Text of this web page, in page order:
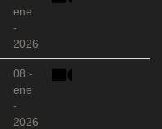
ene
-
2026
08 -
ene
-
2026